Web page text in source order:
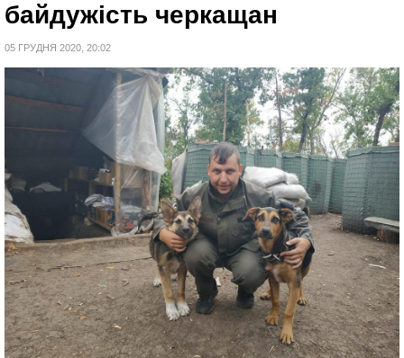
байдужість черкащан
05 ГРУДНЯ 2020, 20:02